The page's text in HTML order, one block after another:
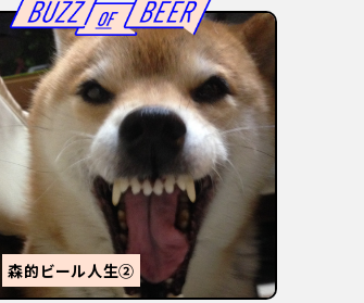
森的ビール人生②